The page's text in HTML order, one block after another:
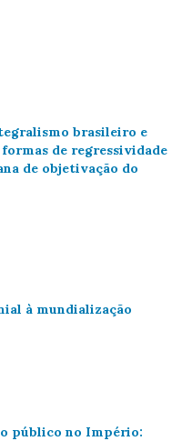
brasileiro e
formas de regressividade
de objetivação do
à mundialização
público no Império: